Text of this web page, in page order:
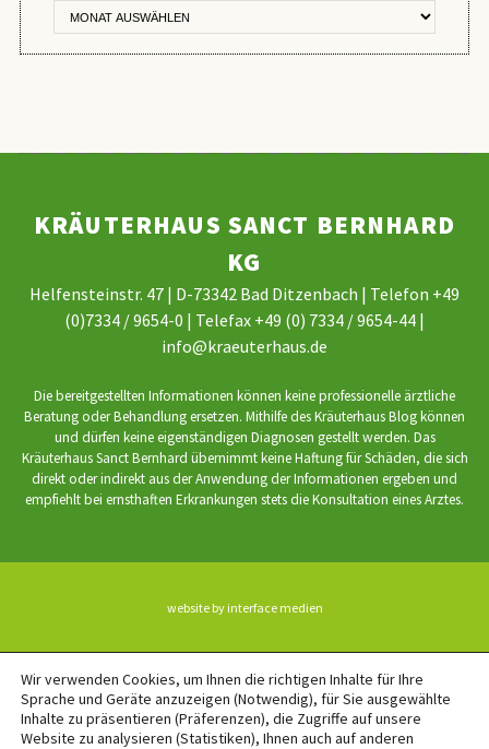
KRÄUTERHAUS SANCT BERNHARD
KG
Helfensteinstr. 47 | D-73342 Bad Ditzenbach | Telefon +49
(0)7334 / 9654-0 | Telefax +49 (0) 7334 / 9654-44 |
info@kraeuterhaus.de
Die bereitgestellten Informationen können keine professionelle ärztliche
Beratung oder Behandlung ersetzen. Mithilfe des Kräuterhaus Blog können
und dürfen keine eigenständigen Diagnosen gestellt werden. Das
Kräuterhaus Sanct Bernhard übernimmt keine Haftung für Schäden, die sich
direkt oder indirekt aus der Anwendung der Informationen ergeben und
empfiehlt bei ernsthaften Erkrankungen stets die Konsultation eines Arztes.
website by interface medien
Wir verwenden Cookies, um Ihnen die richtigen Inhalte für Ihre
Sprache und Geräte anzuzeigen (Notwendig), für Sie ausgewählte
Inhalte zu präsentieren (Präferenzen), die Zugriffe auf unsere
Website zu analysieren (Statistiken), Ihnen auch auf anderen